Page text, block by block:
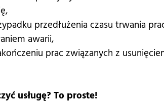
przedłużenia czasu trwania
awarii,
prac związanych z
usługę? To proste!